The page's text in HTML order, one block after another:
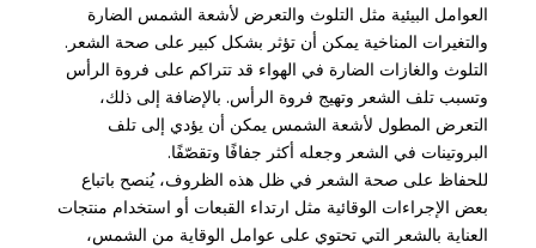
العوامل البيئية مثل التلوث والتعرض لأشعة الشمس الضارة
والتغيرات المناخية يمكن أن تؤثر بشكل كبير على صحة الشعر.
التلوث والغازات الضارة في الهواء قد تتراكم على فروة الرأس
وتسبب تلف الشعر وتهيج فروة الرأس. بالإضافة إلى ذلك،
التعرض المطول لأشعة الشمس يمكن أن يؤدي إلى تلف
البروتينات في الشعر وجعله أكثر جفافًا وتقصّفًا.
للحفاظ على صحة الشعر في ظل هذه الظروف، يُنصح باتباع
بعض الإجراءات الوقائية مثل ارتداء القبعات أو استخدام منتجات
العناية بالشعر التي تحتوي على عوامل الوقاية من الشمس،